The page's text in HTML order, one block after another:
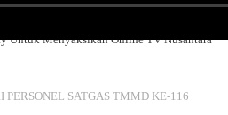
Untuk Menyaksikan Online TV Nusantara
SATGAS TMMD KE-116